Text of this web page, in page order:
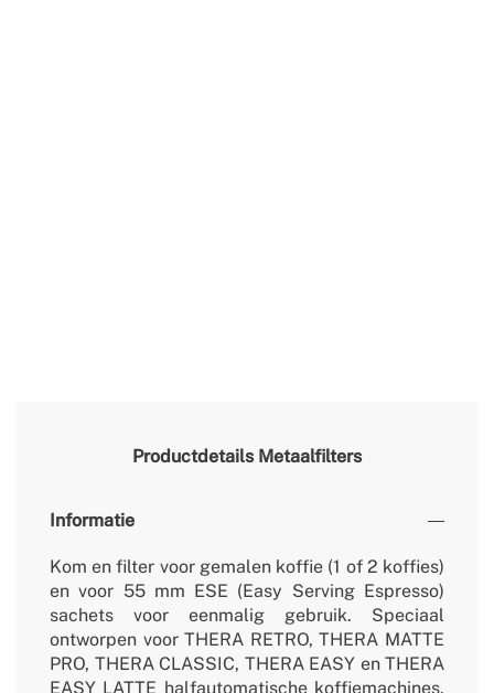
Productdetails Metaalfilters
Informatie
Kom en filter voor gemalen koffie (1 of 2 koffies)
en voor 55 mm ESE (Easy Serving Espresso)
sachets voor eenmalig gebruik. Speciaal
ontworpen voor THERA RETRO, THERA MATTE
PRO, THERA CLASSIC, THERA EASY en THERA
EASY LATTE halfautomatische koffiemachines.